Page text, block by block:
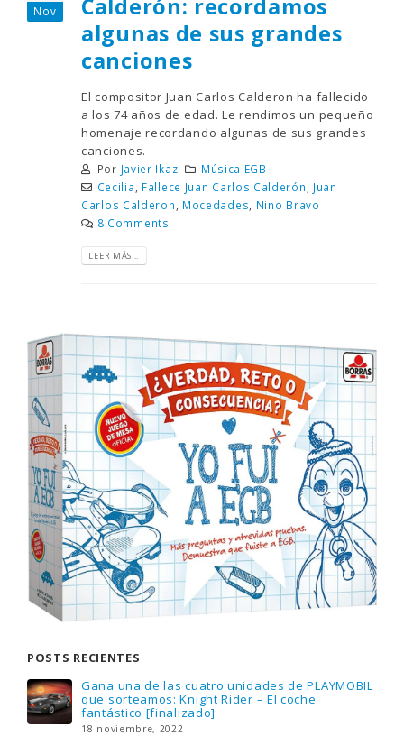
Nov
Calderón: recordamos
algunas de sus grandes
canciones
El compositor Juan Carlos Calderon ha fallecido
a los 74 años de edad. Le rendimos un pequeño
homenaje recordando algunas de sus grandes
canciones.
Por Javier Ikaz
Música EGB
Cecilia
Fallece Juan Carlos Calderón
Juan
Carlos Calderon
Mocedades
Nino Bravo
8 Comments
LEER MÁS...
POSTS RECIENTES
Gana una de las cuatro unidades de PLAYMOBIL
que sorteamos: Knight Rider – El coche
fantástico [finalizado]
18 noviembre, 2022